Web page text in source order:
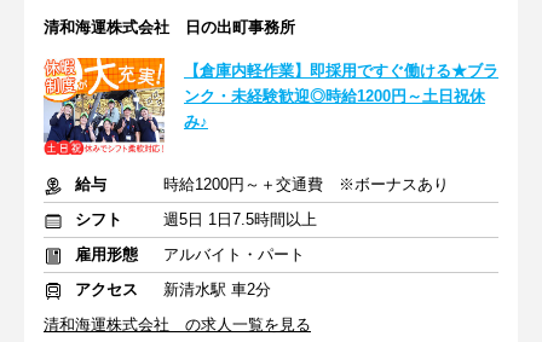
清和海運株式会社 日の出町事務所
【倉庫内軽作業】即採用ですぐ働ける★ブラ
ンク・未経験歓迎◎時給1200円～土日祝休
み♪
給与
時給1200円～＋交通費 ※ボーナスあり
シフト
週5日 1日7.5時間以上
雇用形態
アルバイト・パート
アクセス
新清水駅 車2分
清和海運株式会社 の求人一覧を見る